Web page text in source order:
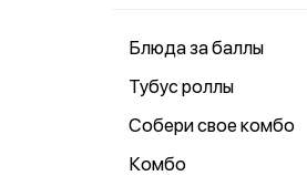
Блюда за баллы
Тубус роллы
Собери свое комбо
Комбо